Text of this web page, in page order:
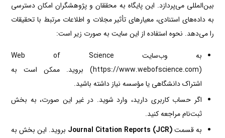
بین‌المللی می‌پردازد. این پایگاه به محققان و پژوهشگران امکان دسترسی
به داده‌های استنادی، معیارهای تأثیر مجلات و اطلاعات مرتبط با تحقیقات
را می‌دهد. نحوه استفاده از این سایت به صورت زیر است:
به وب‌سایت Web of Science
(https://www.webofscience.com) بروید. ممکن است به
اشتراک دانشگاهی یا مؤسسه نیاز داشته باشید.
اگر حساب کاربری دارید، وارد شوید. در غیر این صورت، به بخش
ثبت‌نام مراجعه کنید.
به قسمتJournal Citation Reports (JCR) بروید. این بخش به